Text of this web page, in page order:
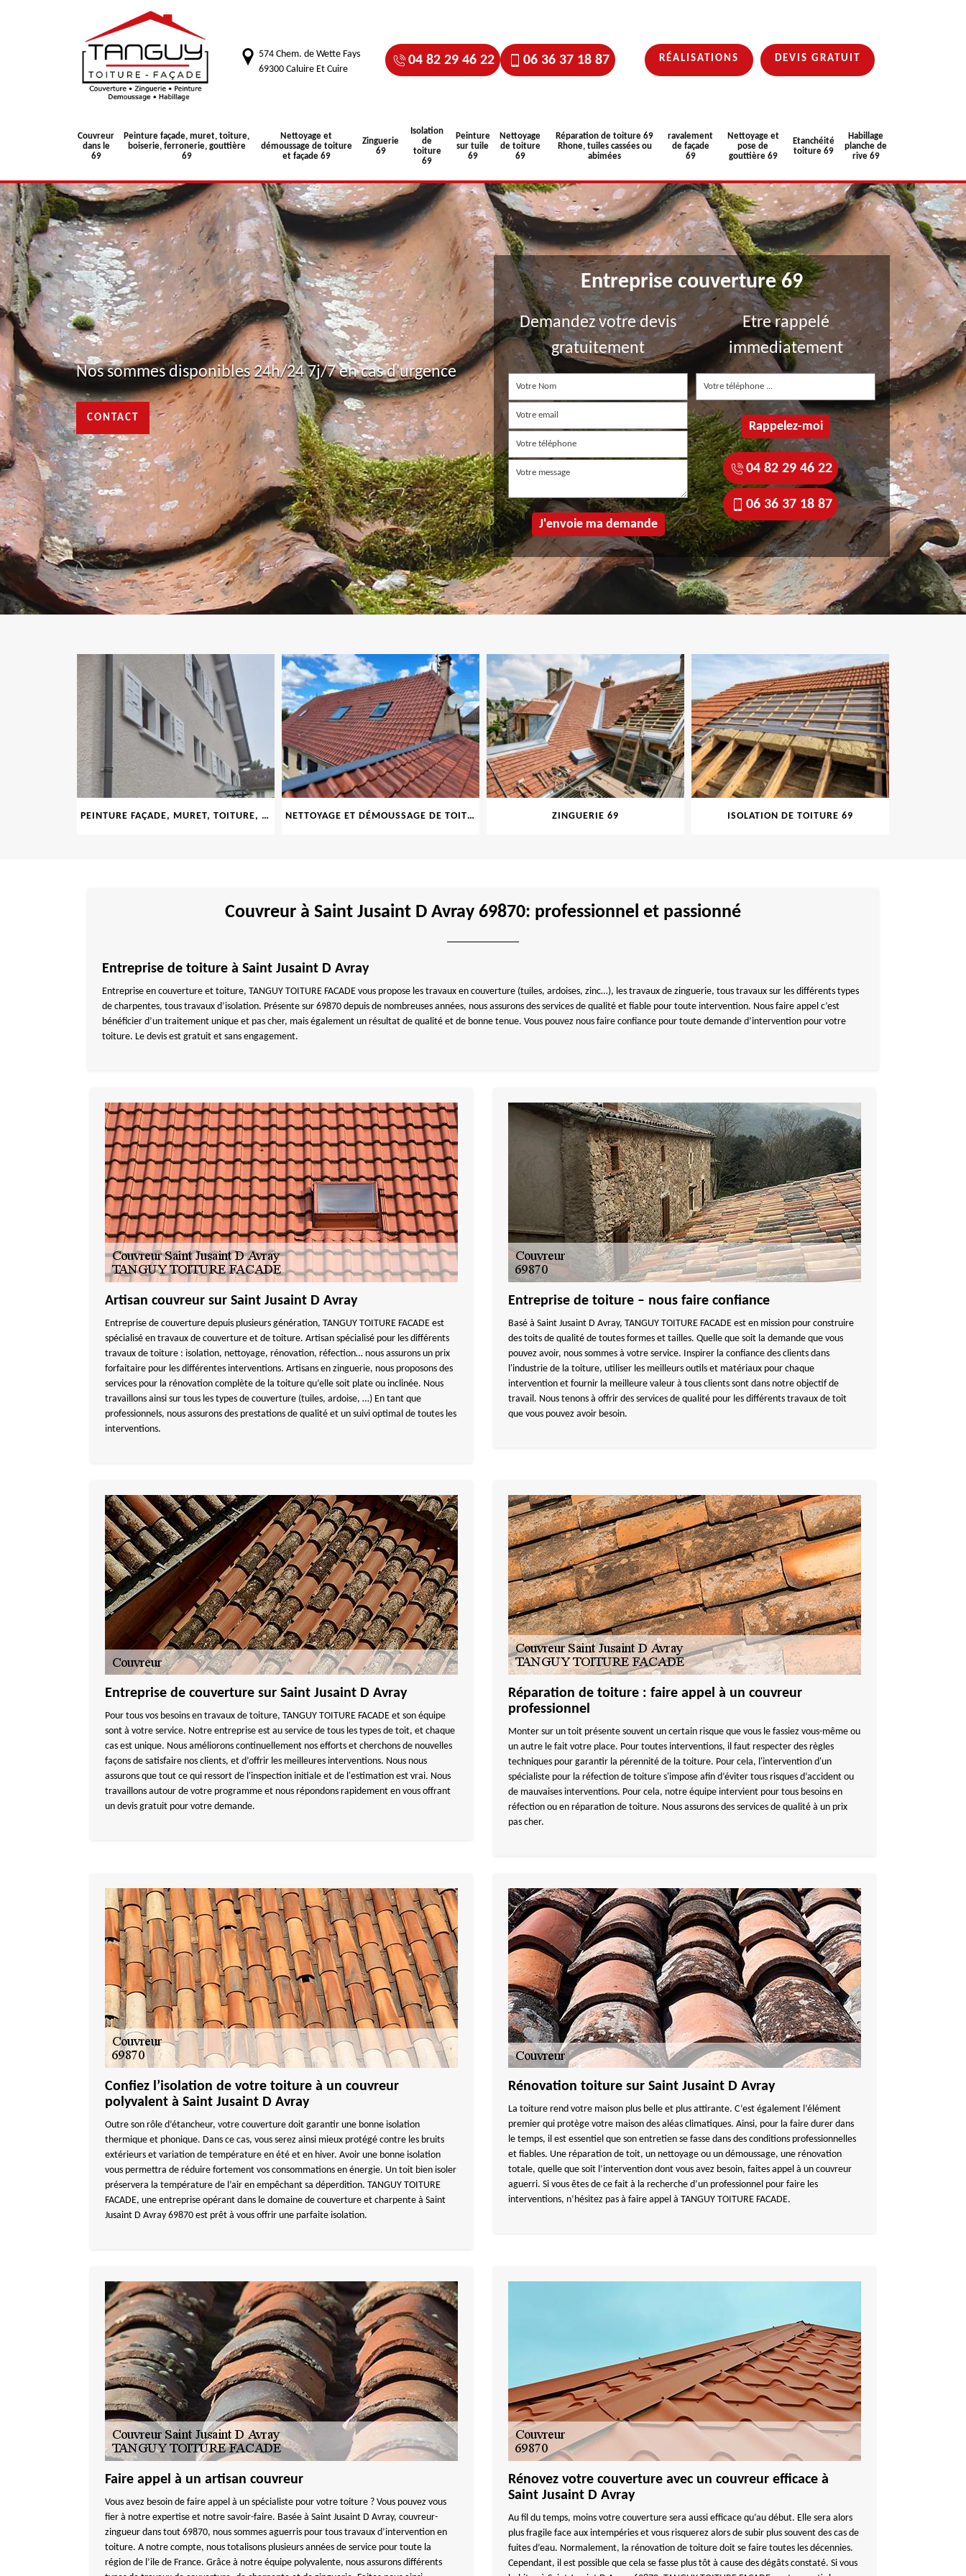
574 Chem. de Wette Fays
69300 Caluire Et Cuire
04 82 29 46 22 06 36 37 18 87 RÉALISATIONS DEVIS GRATUIT
Couvreur
dans le
69
Peinture façade, muret, toiture,
boiserie, ferronerie, gouttière
69
Nettoyage et
démoussage de toiture
et façade 69
Zinguerie
69
Isolation
de
toiture
69
Peinture
sur tuile
69
Nettoyage
de toiture
69
Réparation de toiture 69
Rhone, tuiles cassées ou
abimées
ravalement
de façade
69
Nettoyage et
pose de
gouttière 69
Etanchéité
toiture 69
Habillage
planche de
rive 69
Nos sommes disponibles 24h/24 7j/7 en cas d'urgence
CONTACT
Entreprise couverture 69
Demandez votre devis
gratuitement
Etre rappelé
immediatement
04 82 29 46 22
06 36 37 18 87
PEINTURE FAÇADE, MURET, TOITURE, BOISERIE, FERRONERIE, GOUTTIÈRE 69 NETTOYAGE ET DÉMOUSSAGE DE TOITURE ET FAÇADE 69 ZINGUERIE 69 ISOLATION DE TOITURE 69
Couvreur à Saint Jusaint D Avray 69870: professionnel et passionné
Entreprise de toiture à Saint Jusaint D Avray
Entreprise en couverture et toiture, TANGUY TOITURE FACADE vous propose les travaux en couverture (tuiles, ardoises, zinc…), les travaux de zinguerie, tous travaux sur les différents types
de charpentes, tous travaux d’isolation. Présente sur 69870 depuis de nombreuses années, nous assurons des services de qualité et fiable pour toute intervention. Nous faire appel c’est
bénéficier d’un traitement unique et pas cher, mais également un résultat de qualité et de bonne tenue. Vous pouvez nous faire confiance pour toute demande d’intervention pour votre
toiture. Le devis est gratuit et sans engagement.
Artisan couvreur sur Saint Jusaint D Avray
Entreprise de couverture depuis plusieurs génération, TANGUY TOITURE FACADE est
spécialisé en travaux de couverture et de toiture. Artisan spécialisé pour les différents
travaux de toiture : isolation, nettoyage, rénovation, réfection… nous assurons un prix
forfaitaire pour les différentes interventions. Artisans en zinguerie, nous proposons des
services pour la rénovation complète de la toiture qu’elle soit plate ou inclinée. Nous
travaillons ainsi sur tous les types de couverture (tuiles, ardoise, …) En tant que
professionnels, nous assurons des prestations de qualité et un suivi optimal de toutes les
interventions.
Entreprise de toiture – nous faire confiance
Basé à Saint Jusaint D Avray, TANGUY TOITURE FACADE est en mission pour construire
des toits de qualité de toutes formes et tailles. Quelle que soit la demande que vous
pouvez avoir, nous sommes à votre service. Inspirer la confiance des clients dans
l'industrie de la toiture, utiliser les meilleurs outils et matériaux pour chaque
intervention et fournir la meilleure valeur à tous clients sont dans notre objectif de
travail. Nous tenons à offrir des services de qualité pour les différents travaux de toit
que vous pouvez avoir besoin.
Entreprise de couverture sur Saint Jusaint D Avray
Pour tous vos besoins en travaux de toiture, TANGUY TOITURE FACADE et son équipe
sont à votre service. Notre entreprise est au service de tous les types de toit, et chaque
cas est unique. Nous améliorons continuellement nos efforts et cherchons de nouvelles
façons de satisfaire nos clients, et d’offrir les meilleures interventions. Nous nous
assurons que tout ce qui ressort de l'inspection initiale et de l'estimation est vrai. Nous
travaillons autour de votre programme et nous répondons rapidement en vous offrant
un devis gratuit pour votre demande.
Réparation de toiture : faire appel à un couvreur
professionnel
Monter sur un toit présente souvent un certain risque que vous le fassiez vous-même ou
un autre le fait votre place. Pour toutes interventions, il faut respecter des règles
techniques pour garantir la pérennité de la toiture. Pour cela, l'intervention d'un
spécialiste pour la réfection de toiture s'impose afin d’éviter tous risques d’accident ou
de mauvaises interventions. Pour cela, notre équipe intervient pour tous besoins en
réfection ou en réparation de toiture. Nous assurons des services de qualité à un prix
pas cher.
Confiez l’isolation de votre toiture à un couvreur
polyvalent à Saint Jusaint D Avray
Outre son rôle d’étancheur, votre couverture doit garantir une bonne isolation
thermique et phonique. Dans ce cas, vous serez ainsi mieux protégé contre les bruits
extérieurs et variation de température en été et en hiver. Avoir une bonne isolation
vous permettra de réduire fortement vos consommations en énergie. Un toit bien isoler
préservera la température de l’air en empêchant sa déperdition. TANGUY TOITURE
FACADE, une entreprise opérant dans le domaine de couverture et charpente à Saint
Jusaint D Avray 69870 est prêt à vous offrir une parfaite isolation.
Rénovation toiture sur Saint Jusaint D Avray
La toiture rend votre maison plus belle et plus attirante. C’est également l’élément
premier qui protège votre maison des aléas climatiques. Ainsi, pour la faire durer dans
le temps, il est essentiel que son entretien se fasse dans des conditions professionnelles
et fiables. Une réparation de toit, un nettoyage ou un démoussage, une rénovation
totale, quelle que soit l’intervention dont vous avez besoin, faites appel à un couvreur
aguerri. Si vous êtes de ce fait à la recherche d’un professionnel pour faire les
interventions, n’hésitez pas à faire appel à TANGUY TOITURE FACADE.
Faire appel à un artisan couvreur
Vous avez besoin de faire appel à un spécialiste pour votre toiture ? Vous pouvez vous
fier à notre expertise et notre savoir-faire. Basée à Saint Jusaint D Avray, couvreur-
zingueur dans tout 69870, nous sommes aguerris pour tous travaux d’intervention en
toiture. A notre compte, nous totalisons plusieurs années de service pour toute la
région de l’ile de France. Grâce à notre équipe polyvalente, nous assurons différents
Rénovez votre couverture avec un couvreur efficace à
Saint Jusaint D Avray
Au fil du temps, moins votre couverture sera aussi efficace qu’au début. Elle sera alors
plus fragile face aux intempéries et vous risquerez alors de subir plus souvent des cas de
fuites d’eau. Normalement, la rénovation de toiture doit se faire toutes les décennies.
Cependant, il est possible que cela se fasse plus tôt à cause des dégâts constaté. Si vous